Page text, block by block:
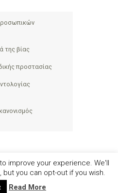
της βίας
προστασίας
Reserved
improve your experience. We'll
but you can opt-out if you wish.
Read More